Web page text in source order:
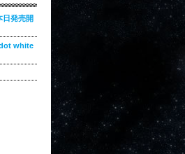
発売開
dot white